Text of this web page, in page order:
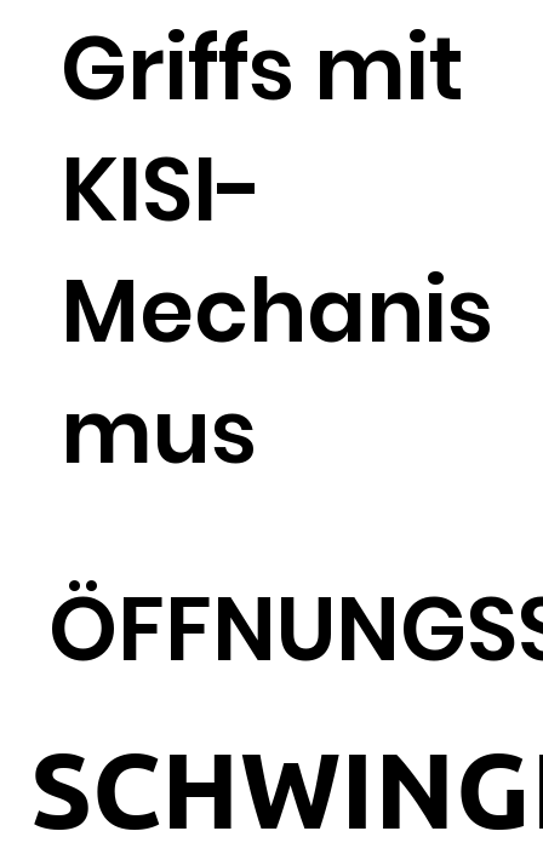
Griffs mit
KISI-
Mechanis
mus